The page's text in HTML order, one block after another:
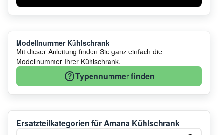
Modellnummer Kühlschrank
Mit dieser Anleitung finden Sie ganz einfach die
Modellnummer Ihrer Kühlschrank.
Typennummer finden
Ersatzteilkategorien für Amana Kühlschrank
Kategorie suchen